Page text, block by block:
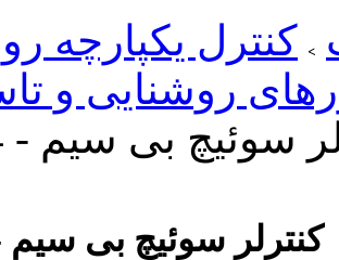
کنترل یکپارچه
روشنایی و
سوئیچ بی سیم - 14 کانال
کنترلر سوئیچ بی سیم - 14